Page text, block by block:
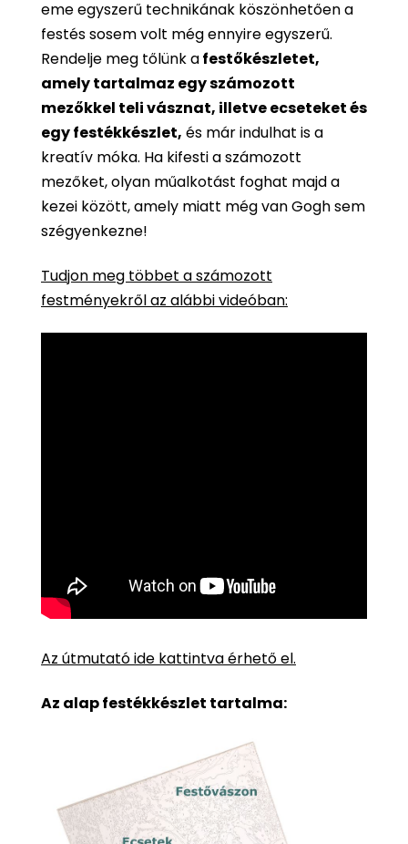
eme egyszerű technikának köszönhetően a
festés sosem volt még ennyire egyszerű.
Rendelje meg tőlünk afestőkészletet,
amely tartalmaz egy számozott
mezőkkel teli vásznat, illetve ecseteket és
egy festékkészlet, és már indulhat is a
kreatív móka. Ha kifesti a számozott
mezőket, olyan műalkotást foghat majd a
kezei között, amely miatt még van Gogh sem
szégyenkezne!
Tudjon meg többet a számozott
festményekről az alábbi videóban:
Az útmutató ide kattintva érhető el.
Az alap festékkészlet tartalma: